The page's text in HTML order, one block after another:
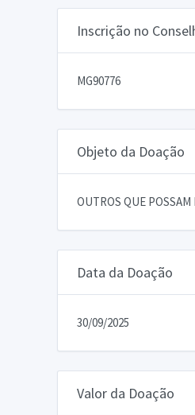
Inscrição no
MG90776
Objeto da Doação
OUTROS QUE
Data da Doação
30/09/2025
Valor da Doação